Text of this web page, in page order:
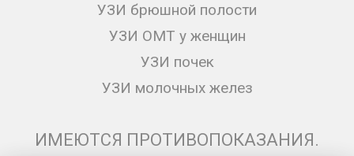
УЗИ брюшной полости
УЗИ ОМТ у женщин
УЗИ почек
УЗИ молочных желез
ИМЕЮТСЯ ПРОТИВОПОКАЗАНИЯ.